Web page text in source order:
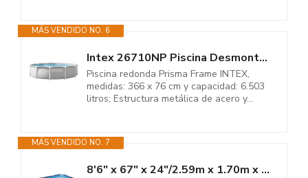
MÁS VENDIDO NO. 6
Intex 26710NP Piscina Desmontable Redonda, 366 x 76 cm
Piscina redonda Prisma Frame INTEX,
medidas: 366 x 76 cm y capacidad: 6.503
litros; Estructura metálica de acero y...
MÁS VENDIDO NO. 7
8'6" x 67" x 24"/2.59m x 1.70m x 61cm Pool